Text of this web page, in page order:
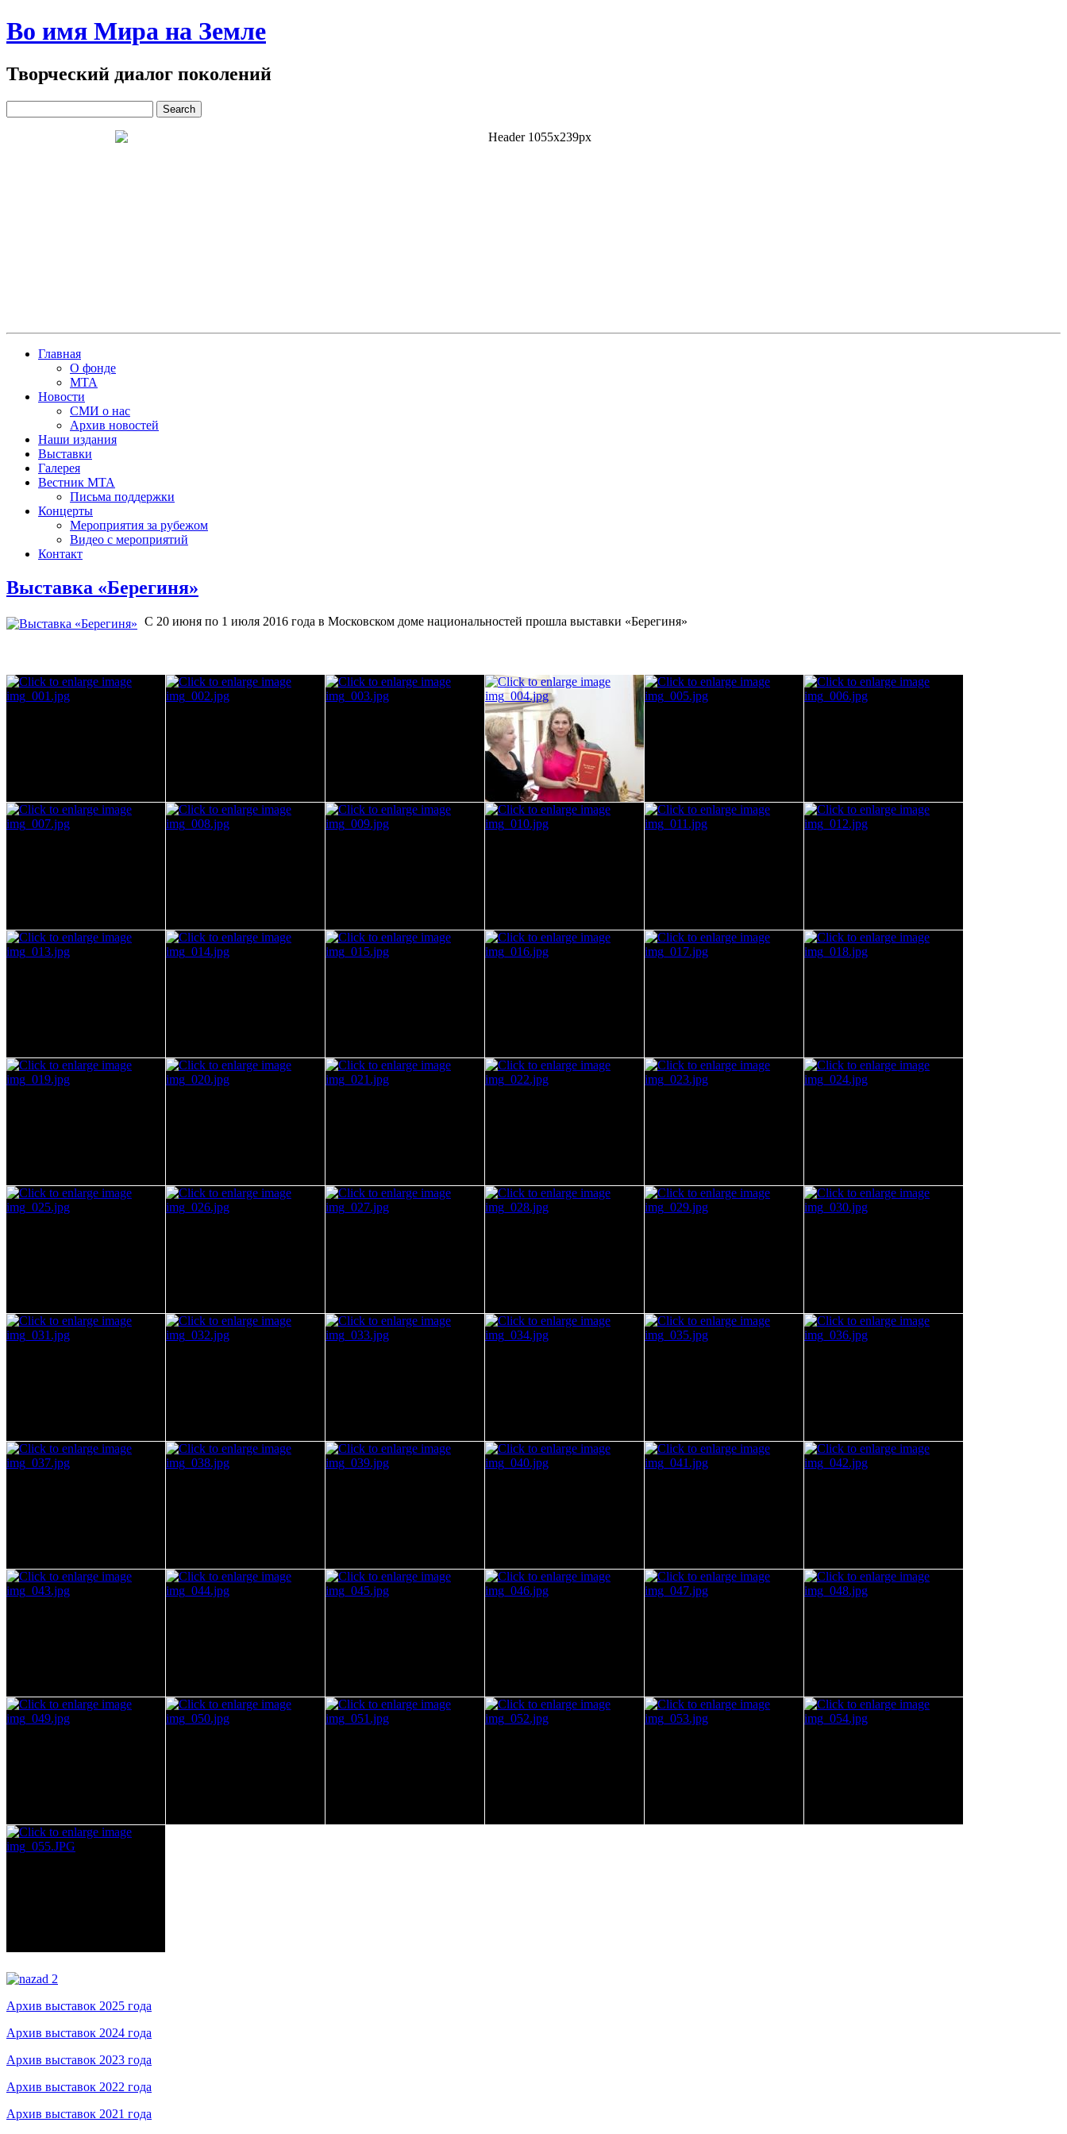
Во имя Мира на Земле
Творческий диалог поколений
Главная
О фонде
МТА
Новости
СМИ о нас
Архив новостей
Наши издания
Выставки
Галерея
Вестник МТА
Письма поддержки
Концерты
Мероприятия за рубежом
Видео с мероприятий
Контакт
Выставка «Берегиня»
С 20 июня по 1 июля 2016 года в Московском доме национальностей прошла выставки «Берегиня»
Архив выставок 2025 года
Архив выставок 2024 года
Архив выставок 2023 года
Архив выставок 2022 года
Архив выставок 2021 года